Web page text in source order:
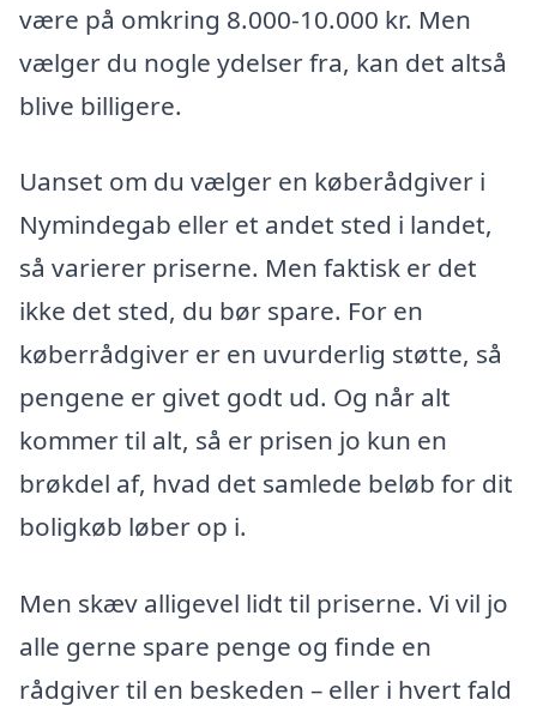
være på omkring 8.000-10.000 kr. Men
vælger du nogle ydelser fra, kan det altså
blive billigere.
Uanset om du vælger en køberådgiver i
Nymindegab eller et andet sted i landet,
så varierer priserne. Men faktisk er det
ikke det sted, du bør spare. For en
køberrådgiver er en uvurderlig støtte, så
pengene er givet godt ud. Og når alt
kommer til alt, så er prisen jo kun en
brøkdel af, hvad det samlede beløb for dit
boligkøb løber op i.
Men skæv alligevel lidt til priserne. Vi vil jo
alle gerne spare penge og finde en
rådgiver til en beskeden – eller i hvert fald